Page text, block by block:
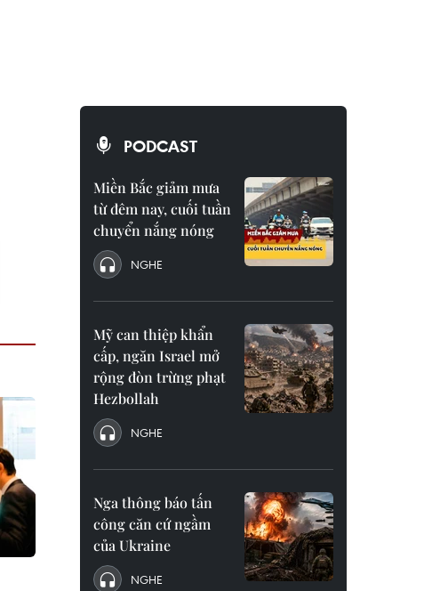
PODCAST
Miền Bắc giảm mưa
từ đêm nay, cuối tuần
chuyển nắng nóng
NGHE
Mỹ can thiệp khẩn
cấp, ngăn Israel mở
rộng đòn trừng phạt
Hezbollah
NGHE
Nga thông báo tấn
công căn cứ ngầm
của Ukraine
NGHE